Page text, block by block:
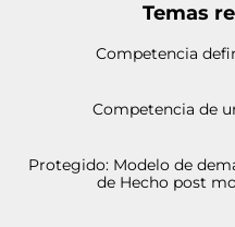
Temas
Competencia
Competencia de
Protegido: Modelo de
de Hecho post